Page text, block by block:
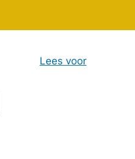
Lees voor